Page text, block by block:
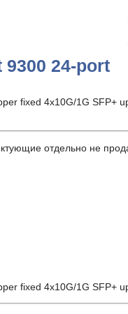
24-port
fixed 4x10G/1G SFP+
отдельно не
fixed 4x10G/1G SFP+